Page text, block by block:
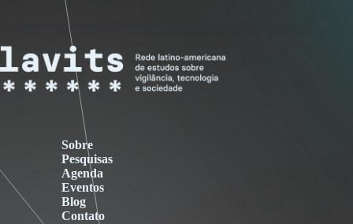
Sobre
Pesquisas
Agenda
Eventos
Blog
Contato